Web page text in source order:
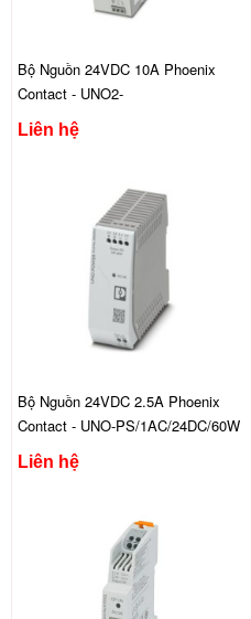
Bộ Nguồn 24VDC 10A Phoenix
Contact - UNO2-
PS/1AC/24DC/240W
Liên hệ
Bộ Nguồn 24VDC 2.5A Phoenix
Contact - UNO-PS/1AC/24DC/60W
Liên hệ